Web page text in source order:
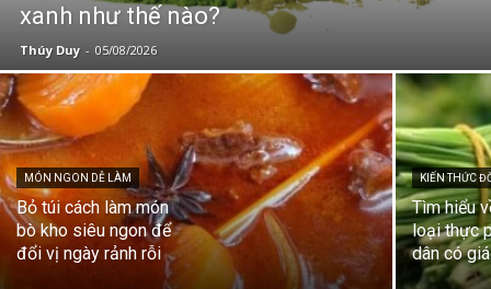
xanh như thế nào?
Thúy Duy - 05/08/2026
MÓN NGON DỄ LÀM
Bỏ túi cách làm món
bò kho siêu ngon để
đổi vị ngày rảnh rỗi
KIẾN THỨC
Tìm hiểu
loại thực
dân có